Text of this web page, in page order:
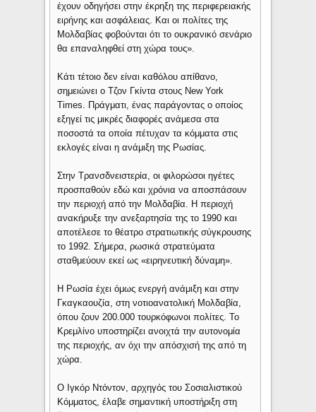
έχουν οδηγήσει στην έκρηξη της περιφερειακής
ειρήνης και ασφάλειας. Και οι πολίτες της
Μολδαβίας φοβούνται ότι το ουκρανικό σενάριο
θα επαναληφθεί στη χώρα τους».
Κάτι τέτοιο δεν είναι καθόλου απίθανο,
σημειώνει ο Τζον Γκίντα στους New York
Times. Πράγματι, ένας παράγoντας ο οποίος
εξηγεί τις μικρές διαφορές ανάμεσα στα
ποσοστά τα οποία πέτυχαν τα κόμματα στις
εκλογές είναι η ανάμιξη της Ρωσίας.
Στην Τρανσδνειστερία, οι φιλορώσοι ηγέτες
προσπαθούν εδώ και χρόνια να αποσπάσουν
την περιοχή από την Μολδαβία. Η περιοχή
ανακήρυξε την ανεξαρτησία της το 1990 και
αποτέλεσε το θέατρο στρατιωτικής σύγκρουσης
το 1992. Σήμερα, ρωσικά στρατεύματα
σταθμεύουν εκεί ως «ειρηνευτική δύναμη».
Η Ρωσία έχει όμως ενεργή ανάμιξη και στην
Γκαγκαουζία, στη νοτιοανατολική Μολδαβία,
όπου ζουν 200.000 τουρκόφωνοι πολίτες. Το
Κρεμλίνο υποστηρίζει ανοιχτά την αυτονομία
της περιοχής, αν όχι την απόσχισή της από τη
χώρα.
Ο Ιγκόρ Ντόντον, αρχηγός του Σοσιαλιστικού
Κόμματος, έλαβε σημαντική υποστήριξη στη